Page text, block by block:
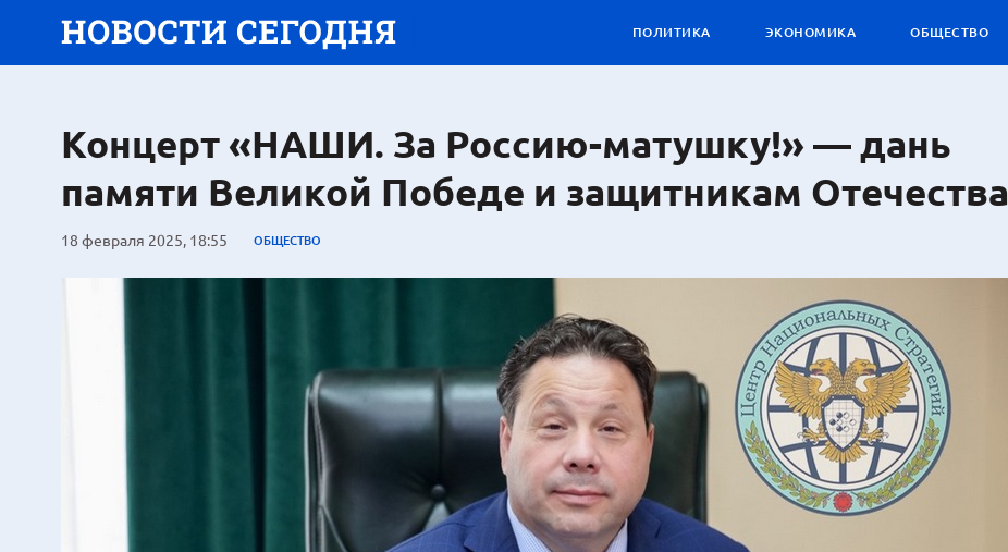
ПОЛИТИКА ЭКОНОМИКА ОБЩЕСТВО
Концерт «НАШИ. За Россию-матушку!» — дань
памяти Великой Победе и защитникам Отечества
18 февраля 2025, 18:55 ОБЩЕСТВО